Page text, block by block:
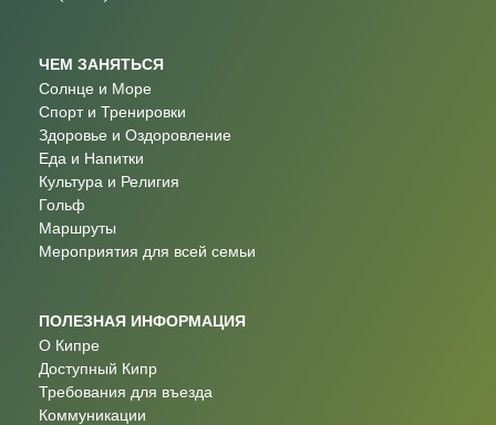
ЧЕМ ЗАНЯТЬСЯ
Солнце и Море
Спорт и Тренировки
Здоровье и Оздоровление
Еда и Напитки
Культура и Религия
Гольф
Маршруты
Мероприятия для всей семьи
ПОЛЕЗНАЯ ИНФОРМАЦИЯ
О Кипре
Доступный Кипр
Требования для въезда
Коммуникации